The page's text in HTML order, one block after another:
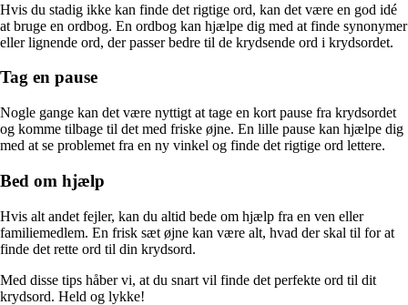
Hvis du stadig ikke kan finde det rigtige ord, kan det være en god idé
at bruge en ordbog. En ordbog kan hjælpe dig med at finde synonymer
eller lignende ord, der passer bedre til de krydsende ord i krydsordet.
Tag en pause
Nogle gange kan det være nyttigt at tage en kort pause fra krydsordet
og komme tilbage til det med friske øjne. En lille pause kan hjælpe dig
med at se problemet fra en ny vinkel og finde det rigtige ord lettere.
Bed om hjælp
Hvis alt andet fejler, kan du altid bede om hjælp fra en ven eller
familiemedlem. En frisk sæt øjne kan være alt, hvad der skal til for at
finde det rette ord til din krydsord.
Med disse tips håber vi, at du snart vil finde det perfekte ord til dit
krydsord. Held og lykke!